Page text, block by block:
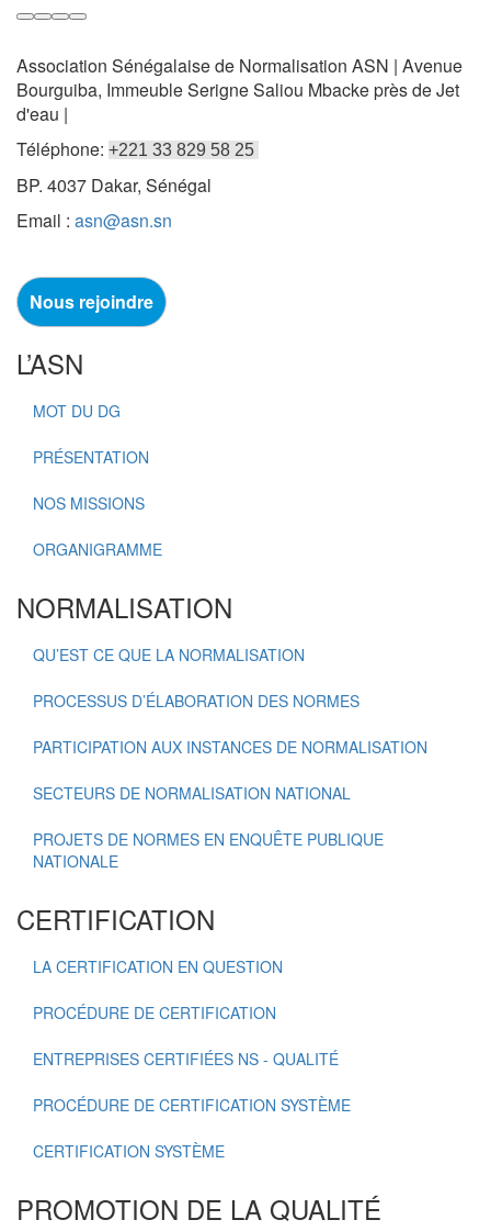
Association Sénégalaise de Normalisation ASN | Avenue
Bourguiba, Immeuble Serigne Saliou Mbacke près de Jet
d'eau |
Téléphone: +221 33 829 58 25
BP. 4037 Dakar, Sénégal
Email : asn@asn.sn
Nous rejoindre
L’ASN
MOT DU DG
PRÉSENTATION
NOS MISSIONS
ORGANIGRAMME
NORMALISATION
QU’EST CE QUE LA NORMALISATION
PROCESSUS D’ÉLABORATION DES NORMES
PARTICIPATION AUX INSTANCES DE NORMALISATION
SECTEURS DE NORMALISATION NATIONAL
PROJETS DE NORMES EN ENQUÊTE PUBLIQUE
NATIONALE
CERTIFICATION
LA CERTIFICATION EN QUESTION
PROCÉDURE DE CERTIFICATION
ENTREPRISES CERTIFIÉES NS - QUALITÉ
PROCÉDURE DE CERTIFICATION SYSTÈME
CERTIFICATION SYSTÈME
PROMOTION DE LA QUALITÉ